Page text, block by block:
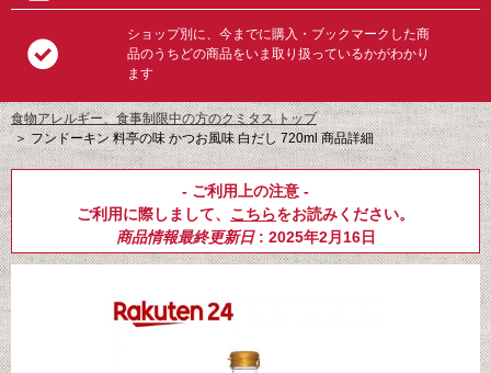
ショップ別に、今までに購入・ブックマークした商
品のうちどの商品をいま取り扱っているかがわかり
ます
食物アレルギー、食事制限中の方のクミタス トップ
＞フンドーキン 料亭の味 かつお風味 白だし 720ml 商品詳細
- ご利用上の注意 -
ご利用に際しまして、 こちらをお読みください。
商品情報最終更新日: 2025年2月16日